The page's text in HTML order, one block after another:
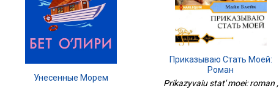
Унесенные Морем
Приказываю Стать Моей:
Роман
Prikazyvaiu stat' moei: roman ,